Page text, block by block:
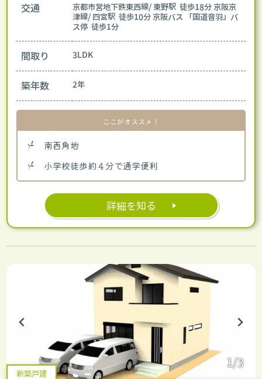
交通 京都市営地下鉄東西線/ 東野駅 徒歩18分 京阪京
津線/ 四宮駅 徒歩10分 京阪バス 「国道音羽」バ
ス停 徒歩1分
間取り 3LDK
築年数 2年
ここがオススメ！
南西角地
小学校徒歩約４分で通学便利
詳細を知る
1/3
新築戸建